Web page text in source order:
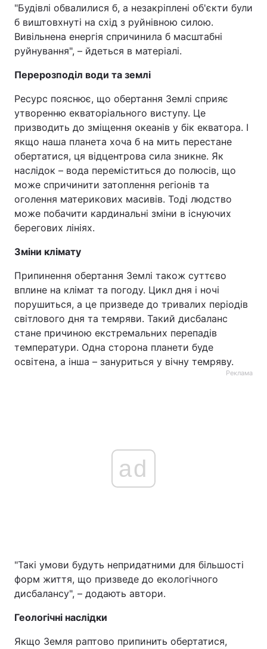
"Будівлі обвалилися б, а незакріплені об'єкти були
б виштовхнуті на схід з руйнівною силою.
Вивільнена енергія спричинила б масштабні
руйнування", – йдеться в матеріалі.
Перерозподіл води та землі
Ресурс пояснює, що обертання Землі сприяє
утворенню екваторіального виступу. Це
призводить до зміщення океанів у бік екватора. І
якщо наша планета хоча б на мить перестане
обертатися, ця відцентрова сила зникне. Як
наслідок – вода переміститься до полюсів, що
може спричинити затоплення регіонів та
оголення материкових масивів. Тоді людство
може побачити кардинальні зміни в існуючих
берегових лініях.
Зміни клімату
Припинення обертання Землі також суттєво
вплине на клімат та погоду. Цикл дня і ночі
порушиться, а це призведе до тривалих періодів
світлового дня та темряви. Такий дисбаланс
стане причиною екстремальних перепадів
температури. Одна сторона планети буде
освітена, а інша – зануриться у вічну темряву.
Реклама
ad
"Такі умови будуть непридатними для більшості
форм життя, що призведе до екологічного
дисбалансу", – додають автори.
Геологічні наслідки
Якщо Земля раптово припинить обертатися,